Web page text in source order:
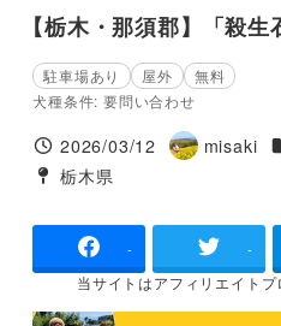
【栃木・那須郡】「殺生
駐車場あり 屋外
無料
犬種条件: 要問い合わせ
投稿日
2026/03/12
著
misaki
タグ
栃木県
- -
当サイトはアフィリエイト